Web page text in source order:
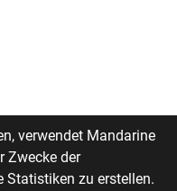
verwendet Mandarine
Zwecke der
Statistiken zu erstellen.